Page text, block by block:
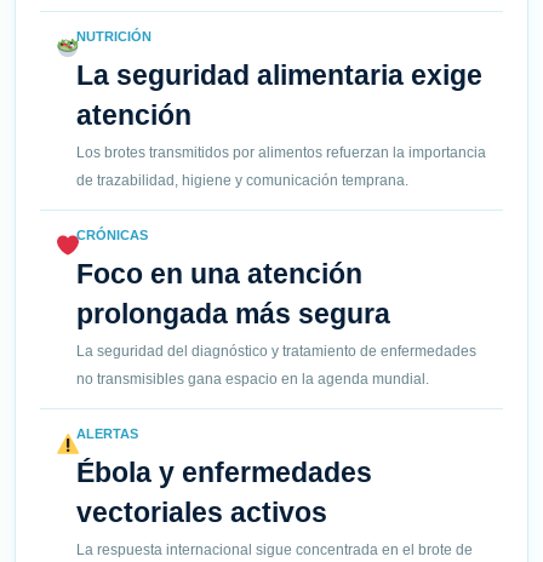
NUTRICIÓN
La seguridad alimentaria exige
atención
Los brotes transmitidos por alimentos refuerzan la importancia
de trazabilidad, higiene y comunicación temprana.
CRÓNICAS
Foco en una atención
prolongada más segura
La seguridad del diagnóstico y tratamiento de enfermedades
no transmisibles gana espacio en la agenda mundial.
ALERTAS
Ébola y enfermedades
vectoriales activos
La respuesta internacional sigue concentrada en el brote de